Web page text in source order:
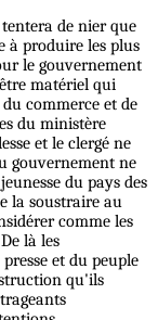
tentera de nier que
à produire les plus
le gouvernement
matériel qui
commerce et de
du ministère
et le clergé ne
gouvernement ne
du pays des
la soustraire au
comme les
là les
et du peuple
qu'ils